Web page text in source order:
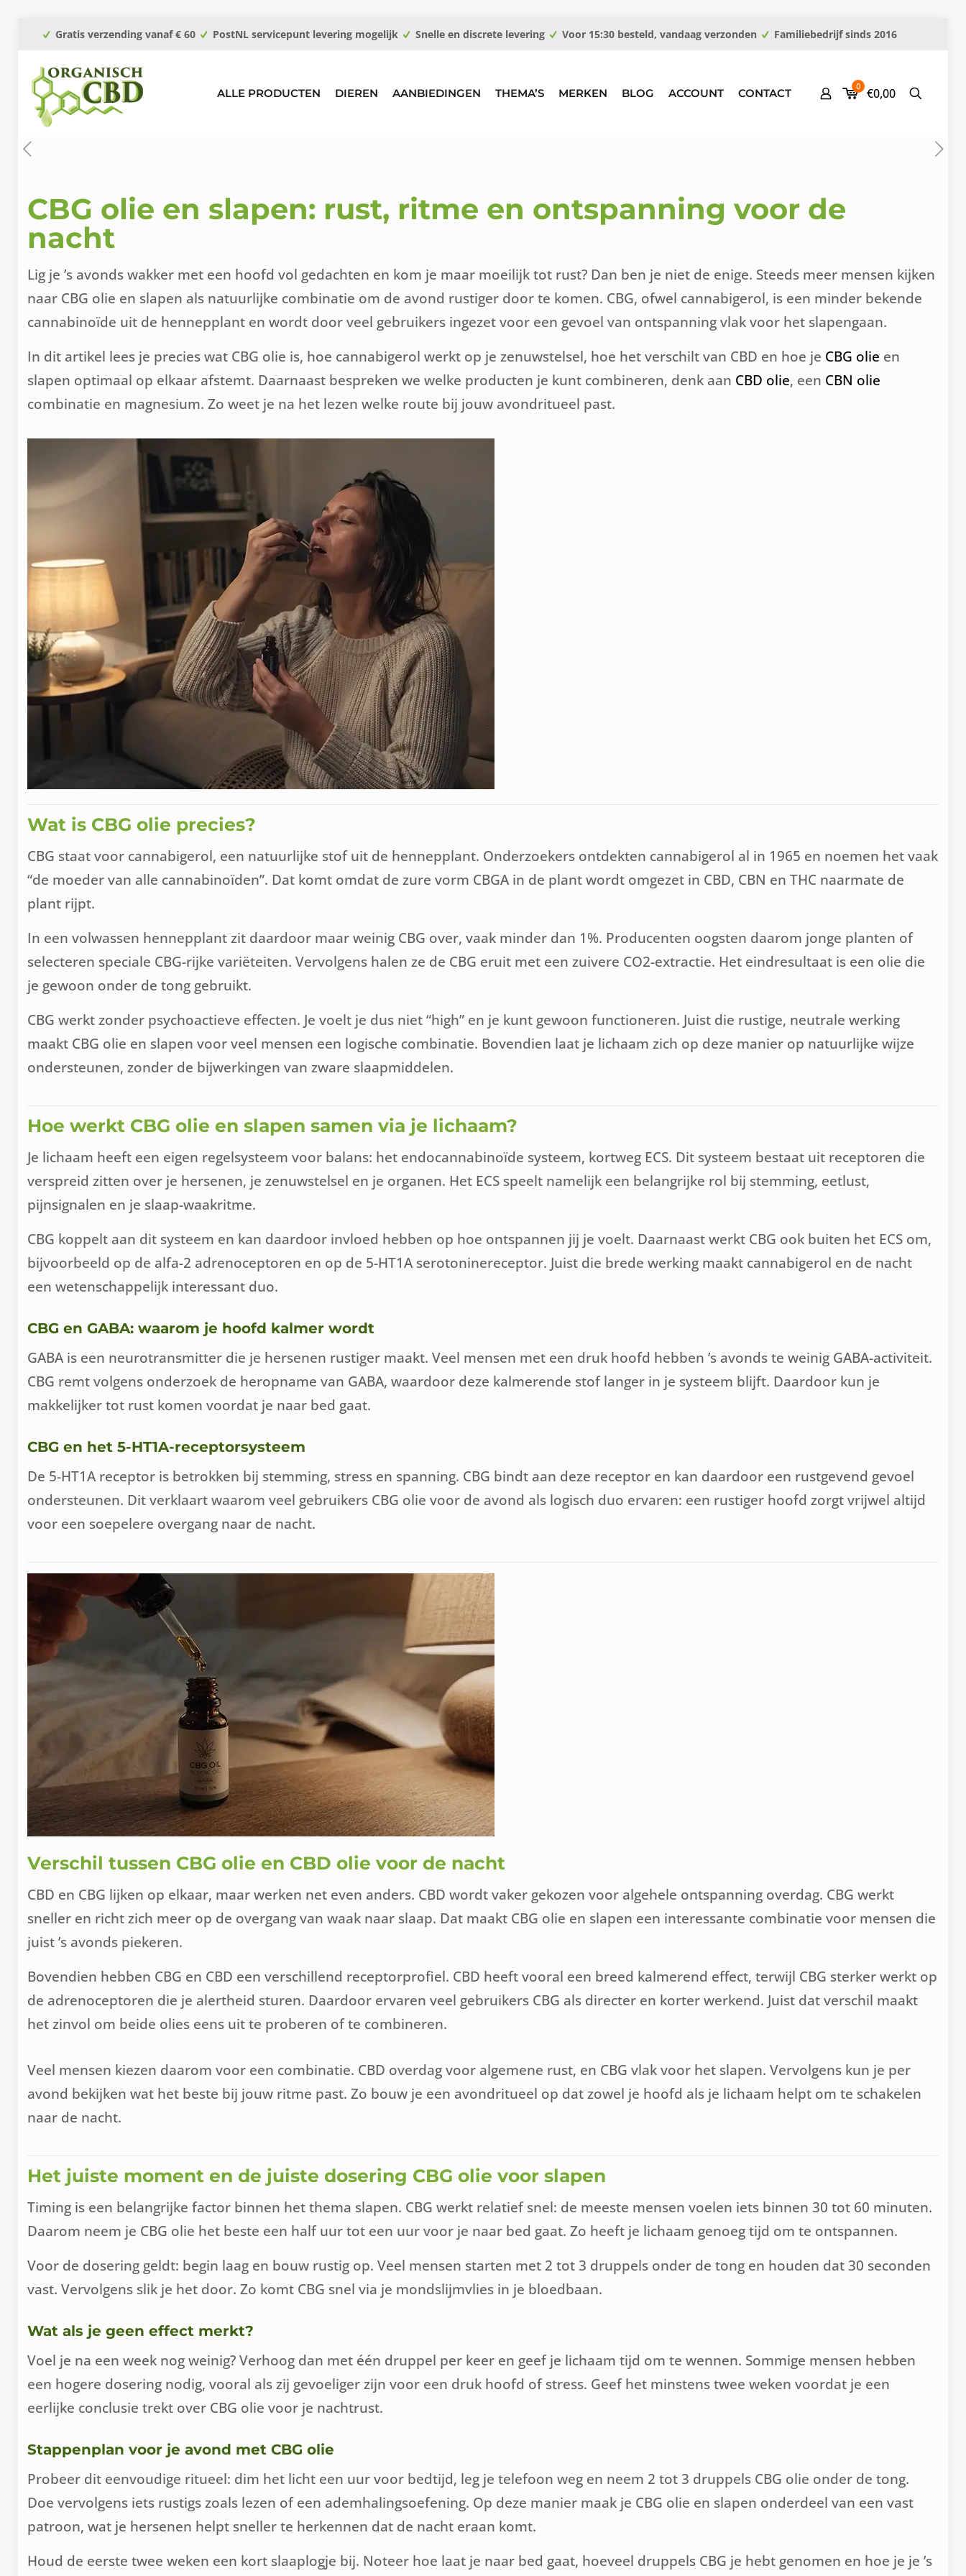
Gratis verzending vanaf € 60 PostNL servicepunt levering mogelijk Snelle en discrete levering Voor 15:30 besteld, vandaag verzonden Familiebedrijf sinds 2016
ALLE PRODUCTEN DIEREN AANBIEDINGEN THEMA’S MERKEN BLOG ACCOUNT CONTACT
0 €0,00
CBG olie en slapen: rust, ritme en ontspanning voor de
nacht
Lig je ’s avonds wakker met een hoofd vol gedachten en kom je maar moeilijk tot rust? Dan ben je niet de enige. Steeds meer mensen kijken
naar CBG olie en slapen als natuurlijke combinatie om de avond rustiger door te komen. CBG, ofwel cannabigerol, is een minder bekende
cannabinoïde uit de hennepplant en wordt door veel gebruikers ingezet voor een gevoel van ontspanning vlak voor het slapengaan.
In dit artikel lees je precies wat CBG olie is, hoe cannabigerol werkt op je zenuwstelsel, hoe het verschilt van CBD en hoe je CBG olie en
slapen optimaal op elkaar afstemt. Daarnaast bespreken we welke producten je kunt combineren, denk aan CBD olie, een CBN olie
combinatie en magnesium. Zo weet je na het lezen welke route bij jouw avondritueel past.
Wat is CBG olie precies?
CBG staat voor cannabigerol, een natuurlijke stof uit de hennepplant. Onderzoekers ontdekten cannabigerol al in 1965 en noemen het vaak
“de moeder van alle cannabinoïden”. Dat komt omdat de zure vorm CBGA in de plant wordt omgezet in CBD, CBN en THC naarmate de
plant rijpt.
In een volwassen hennepplant zit daardoor maar weinig CBG over, vaak minder dan 1%. Producenten oogsten daarom jonge planten of
selecteren speciale CBG-rijke variëteiten. Vervolgens halen ze de CBG eruit met een zuivere CO2-extractie. Het eindresultaat is een olie die
je gewoon onder de tong gebruikt.
CBG werkt zonder psychoactieve effecten. Je voelt je dus niet “high” en je kunt gewoon functioneren. Juist die rustige, neutrale werking
maakt CBG olie en slapen voor veel mensen een logische combinatie. Bovendien laat je lichaam zich op deze manier op natuurlijke wijze
ondersteunen, zonder de bijwerkingen van zware slaapmiddelen.
Hoe werkt CBG olie en slapen samen via je lichaam?
Je lichaam heeft een eigen regelsysteem voor balans: het endocannabinoïde systeem, kortweg ECS. Dit systeem bestaat uit receptoren die
verspreid zitten over je hersenen, je zenuwstelsel en je organen. Het ECS speelt namelijk een belangrijke rol bij stemming, eetlust,
pijnsignalen en je slaap-waakritme.
CBG koppelt aan dit systeem en kan daardoor invloed hebben op hoe ontspannen jij je voelt. Daarnaast werkt CBG ook buiten het ECS om,
bijvoorbeeld op de alfa-2 adrenoceptoren en op de 5-HT1A serotoninereceptor. Juist die brede werking maakt cannabigerol en de nacht
een wetenschappelijk interessant duo.
CBG en GABA: waarom je hoofd kalmer wordt
GABA is een neurotransmitter die je hersenen rustiger maakt. Veel mensen met een druk hoofd hebben ’s avonds te weinig GABA-activiteit.
CBG remt volgens onderzoek de heropname van GABA, waardoor deze kalmerende stof langer in je systeem blijft. Daardoor kun je
makkelijker tot rust komen voordat je naar bed gaat.
CBG en het 5-HT1A-receptorsysteem
De 5-HT1A receptor is betrokken bij stemming, stress en spanning. CBG bindt aan deze receptor en kan daardoor een rustgevend gevoel
ondersteunen. Dit verklaart waarom veel gebruikers CBG olie voor de avond als logisch duo ervaren: een rustiger hoofd zorgt vrijwel altijd
voor een soepelere overgang naar de nacht.
Verschil tussen CBG olie en CBD olie voor de nacht
CBD en CBG lijken op elkaar, maar werken net even anders. CBD wordt vaker gekozen voor algehele ontspanning overdag. CBG werkt
sneller en richt zich meer op de overgang van waak naar slaap. Dat maakt CBG olie en slapen een interessante combinatie voor mensen die
juist ’s avonds piekeren.
Bovendien hebben CBG en CBD een verschillend receptorprofiel. CBD heeft vooral een breed kalmerend effect, terwijl CBG sterker werkt op
de adrenoceptoren die je alertheid sturen. Daardoor ervaren veel gebruikers CBG als directer en korter werkend. Juist dat verschil maakt
het zinvol om beide olies eens uit te proberen of te combineren.
Veel mensen kiezen daarom voor een combinatie. CBD overdag voor algemene rust, en CBG vlak voor het slapen. Vervolgens kun je per
avond bekijken wat het beste bij jouw ritme past. Zo bouw je een avondritueel op dat zowel je hoofd als je lichaam helpt om te schakelen
naar de nacht.
Het juiste moment en de juiste dosering CBG olie voor slapen
Timing is een belangrijke factor binnen het thema slapen. CBG werkt relatief snel: de meeste mensen voelen iets binnen 30 tot 60 minuten.
Daarom neem je CBG olie het beste een half uur tot een uur voor je naar bed gaat. Zo heeft je lichaam genoeg tijd om te ontspannen.
Voor de dosering geldt: begin laag en bouw rustig op. Veel mensen starten met 2 tot 3 druppels onder de tong en houden dat 30 seconden
vast. Vervolgens slik je het door. Zo komt CBG snel via je mondslijmvlies in je bloedbaan.
Wat als je geen effect merkt?
Voel je na een week nog weinig? Verhoog dan met één druppel per keer en geef je lichaam tijd om te wennen. Sommige mensen hebben
een hogere dosering nodig, vooral als zij gevoeliger zijn voor een druk hoofd of stress. Geef het minstens twee weken voordat je een
eerlijke conclusie trekt over CBG olie voor je nachtrust.
Stappenplan voor je avond met CBG olie
Probeer dit eenvoudige ritueel: dim het licht een uur voor bedtijd, leg je telefoon weg en neem 2 tot 3 druppels CBG olie onder de tong.
Doe vervolgens iets rustigs zoals lezen of een ademhalingsoefening. Op deze manier maak je CBG olie en slapen onderdeel van een vast
patroon, wat je hersenen helpt sneller te herkennen dat de nacht eraan komt.
Houd de eerste twee weken een kort slaaplogje bij. Noteer hoe laat je naar bed gaat, hoeveel druppels CBG je hebt genomen en hoe je je ’s